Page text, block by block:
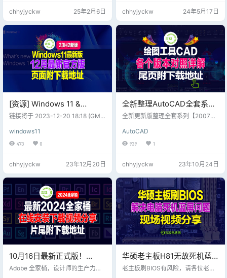
公基本无影响、欢迎朋友们测试反
馈，提出意见！
chhyjyckw 25年2月6日
的面部替换效果，还可以旋转特
效！傻瓜式操作，任何人都可使
用！文件超大，15G大文件！
chhyjyckw 24年5月17日
[资源] Windows 11 &
Server 23H2 MVS (MSDN)
链接将于 2023-12-20 18:18 (GMT
【文章尾部附最新12月商业版下载
地址，请勿使用第三方软件下载，
吉观网盘不限速高速下载】 22H2
er v23H2 镜像仅有英文版本。 Win
dows 11 v21H2 镜像疑似已经停
镜像的版本号一般都与当月补丁星
期二的…
windows11
473 0
chhyjyckw 23年12月20日
全新整理AutoCAD全套系列
【2007~2024】安装教程在
尾附下载地址
全新更新版整理全套系列【2007~2
夹内有； 最下面是4个一键安装版本
【2007/2020/2021/2022】最后有
各版本注册机下载！ 视频下方直接
AutoCAD
939 1
chhyjyckw 23年10月24日
10月16日最新正式版！
Adobe2024全家桶直装版最
Adobe 全家桶，设计师的生产力工
华硕老主板H81无故死机蓝
屏的解决方法，主板更新刷
老主板刷BIOS有风险，请各位老铁